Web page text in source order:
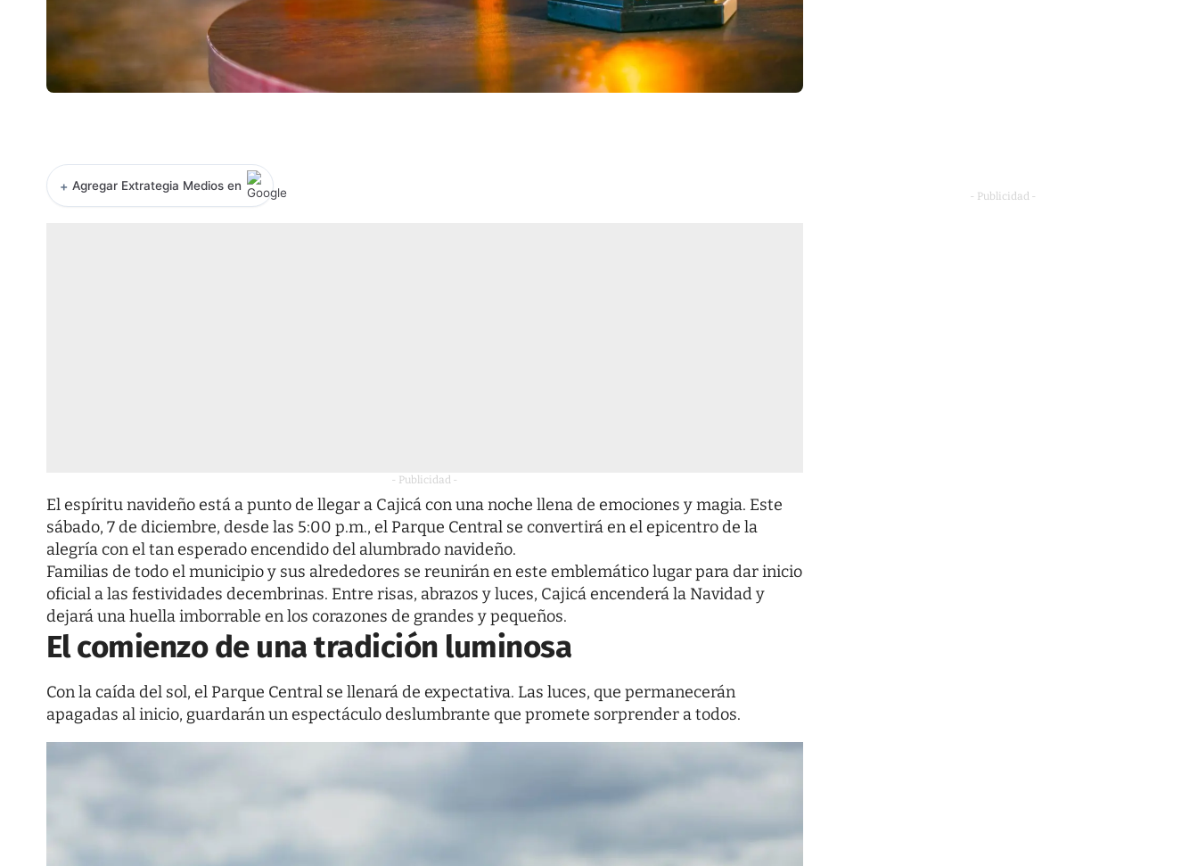
+ Agregar Extrategia Medios en
- Publicidad -
El espíritu navideño está a punto de llegar a Cajicá con una noche llena de emociones y magia. Este
sábado, 7 de diciembre, desde las 5:00 p.m., el Parque Central se convertirá en el epicentro de la
alegría con el tan esperado encendido del alumbrado navideño.
Familias de todo el municipio y sus alrededores se reunirán en este emblemático lugar para dar inicio
oficial a las festividades decembrinas. Entre risas, abrazos y luces, Cajicá encenderá la Navidad y
dejará una huella imborrable en los corazones de grandes y pequeños.
El comienzo de una tradición luminosa
Con la caída del sol, el Parque Central se llenará de expectativa. Las luces, que permanecerán
apagadas al inicio, guardarán un espectáculo deslumbrante que promete sorprender a todos.
- Publicidad -